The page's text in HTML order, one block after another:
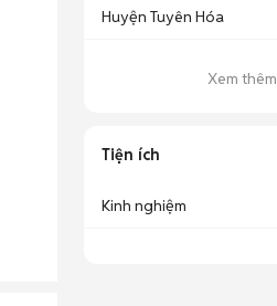
Huyện Tuyên Hóa
Xem thêm
Tiện ích
Kinh nghiệm